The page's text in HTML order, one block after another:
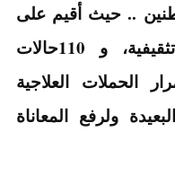
.. حيث أقيم على
هامش القافلة 39 ندوة تثقيفية، و 110حالات
الحملات العلاجية
ولرفع المعاناة